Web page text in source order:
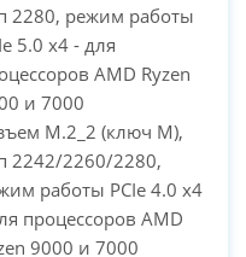
2280, режим работы
5.0 x4 - для
AMD Ryzen
и 7000
M.2_2 (ключ M),
2242/2260/2280,
работы PCIe 4.0 x4
процессоров AMD
9000 и 7000